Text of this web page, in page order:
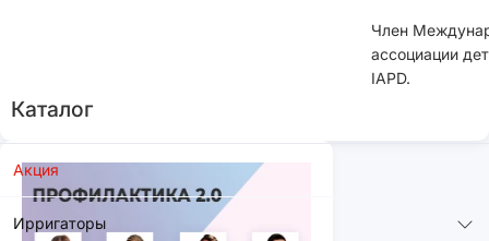
Каталог
Акция
Ирригаторы
Член
ассоциации
IAPD.